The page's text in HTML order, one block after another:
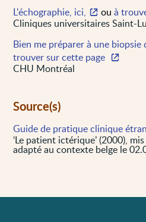
L'échographie, ici, ouà
Cliniques universitaires Saint-
Bien me préparer à une biopsie
trouver sur cette page
CHU Montréal
Source(s)
Guide de pratique clinique
‘Le patient ictérique’ (2000),
adapté au contexte belge le